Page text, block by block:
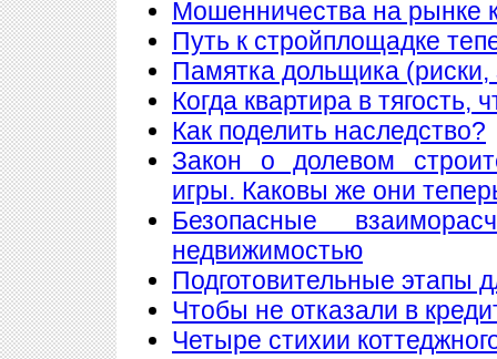
Мошенничества на рынке
Путь к стройплощадке
Памятка дольщика (риски,
Когда квартира в тягость,
Как поделить наследство?
Закон о долевом
игры. Каковы же они
Безопасные
недвижимостью
Подготовительные этапы
Чтобы не отказали в
Четыре стихии